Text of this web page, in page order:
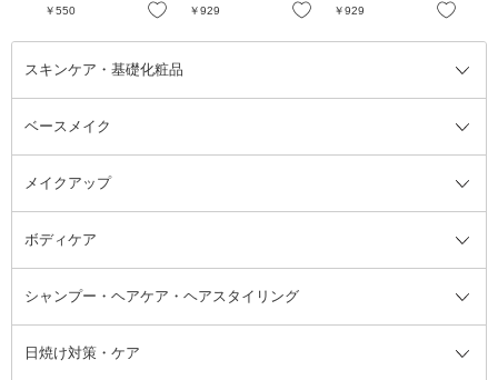
お気に入り
￥550 お気に入り
￥929 お気に入り
￥929
スキンケア・基礎化粧品
スキンケア・基礎化粧品全て
洗顔料
美容液
オールインワン化粧品 フェイスクリーム
フェイスオイル・バーム
ベースメイク
ベースメイク全て
BBクリーム
コンシーラー ファンデーション
フェイスパウダー
メイクアップ
メイクアップ全て
まつげ美容液 つけまつげ
アイシャドウ
ボディケア
ボディケア全て
ボディソープ・ハンドソープ・石
けん
ボディケア
シャンプー・ヘアケア・ヘアスタイリング
シャンプー・ヘアケア・ヘアスタ
イリング全て
日焼け対策・ケア